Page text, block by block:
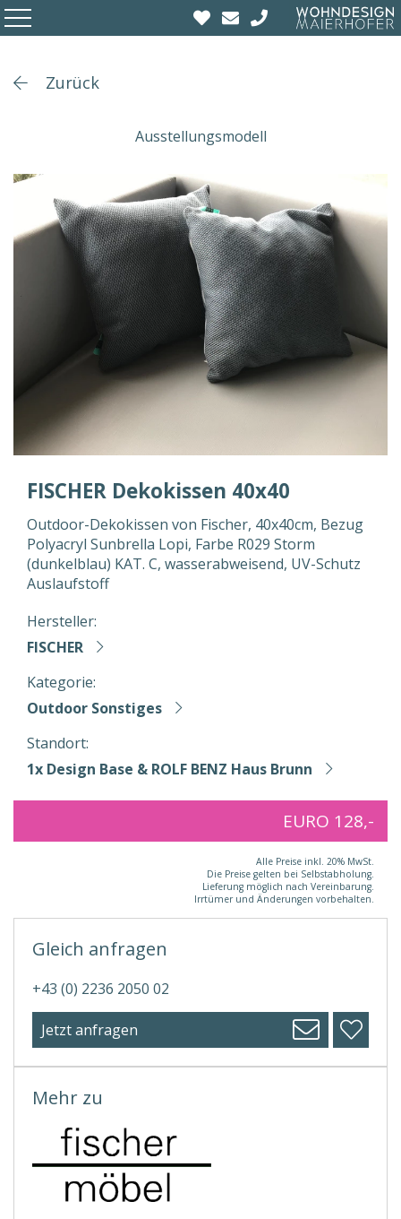
Zurück
Ausstellungsmodell
FISCHER Dekokissen 40x40
Outdoor-Dekokissen von Fischer, 40x40cm, Bezug
Polyacryl Sunbrella Lopi, Farbe R029 Storm
(dunkelblau) KAT. C, wasserabweisend, UV-Schutz
Auslaufstoff
Hersteller:
FISCHER
Kategorie:
Outdoor Sonstiges
Standort:
1x Design Base & ROLF BENZ Haus Brunn
EURO 128,-
Alle Preise inkl. 20% MwSt.
Die Preise gelten bei Selbstabholung.
Lieferung möglich nach Vereinbarung.
Irrtümer und Änderungen vorbehalten.
Mehr zu
Gleich anfragen
+43 (0) 2236 2050 02
Jetzt anfragen